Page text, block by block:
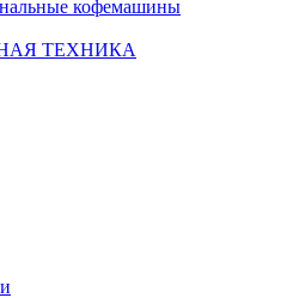
кофемашины
ТЕХНИКА